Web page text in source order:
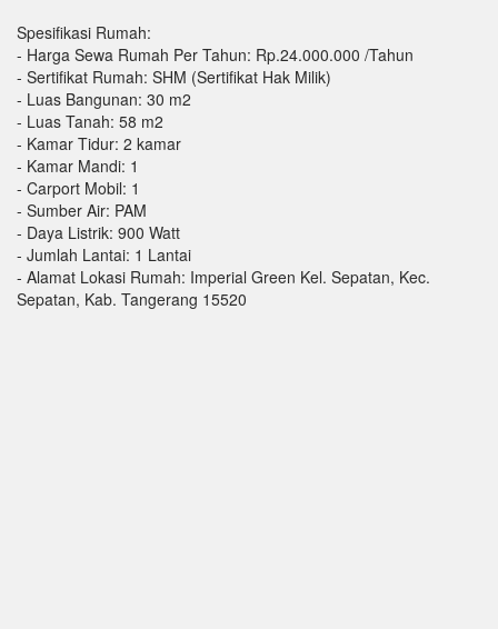
Spesifikasi Rumah:
- Harga Sewa Rumah Per Tahun: Rp.24.000.000 /Tahun
- Sertifikat Rumah: SHM (Sertifikat Hak Milik)
- Luas Bangunan: 30 m2
- Luas Tanah: 58 m2
- Kamar Tidur: 2 kamar
- Kamar Mandi: 1
- Carport Mobil: 1
- Sumber Air: PAM
- Daya Listrik: 900 Watt
- Jumlah Lantai: 1 Lantai
- Alamat Lokasi Rumah: Imperial Green Kel. Sepatan, Kec.
Sepatan, Kab. Tangerang 15520